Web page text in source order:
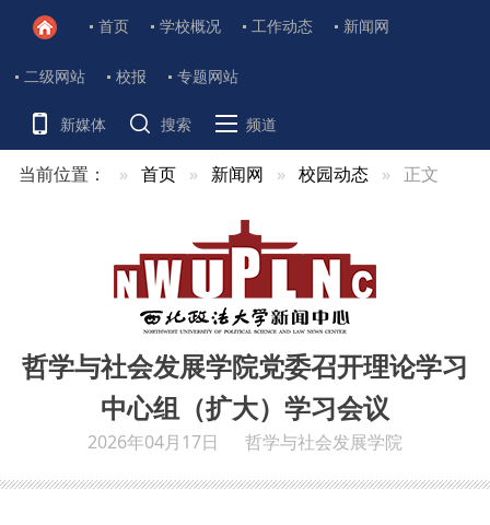
首页 学校概况 工作动态 新闻网
二级网站 校报 专题网站
新媒体 搜索 频道
当前位置： 首页 新闻网 校园动态 正文
哲学与社会发展学院党委召开理论学习
中心组（扩大）学习会议
2026年04月17日 哲学与社会发展学院